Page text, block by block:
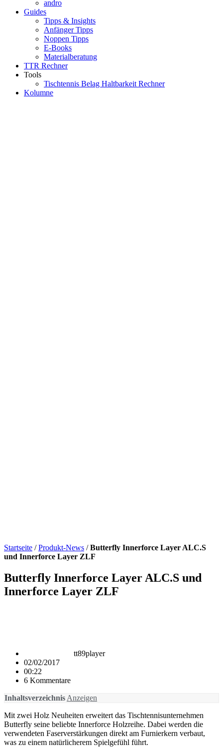
andro
Guides
Tipps & Insights
Anfänger Tipps
Noppen Tipps
E-Books
Materialberatung
TTR Rechner
Tools
Tischtennis Belag Haltbarkeit Rechner
Kolumne
Startseite /Produkt-News /Butterfly Innerforce Layer ALC.S
und Innerforce Layer ZLF
Butterfly Innerforce Layer ALC.S und
Innerforce Layer ZLF
tt89player
02/02/2017
00:22
6 Kommentare
Inhaltsverzeichnis Anzeigen
Mit zwei Holz Neuheiten erweitert das Tischtennisunternehmen
Butterfly seine beliebte Innerforce Holzreihe. Dabei werden die
verwendeten Faserverstärkungen direkt am Furnierkern verbaut,
was zu einem natürlicherem Spielgefühl führt.